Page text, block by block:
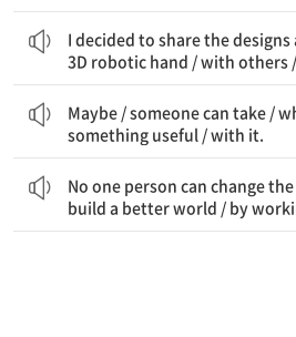
I decided to share the
3D robotic hand / with others
Maybe / someone can take /
something useful / with it.
No one person can change
build a better world / by